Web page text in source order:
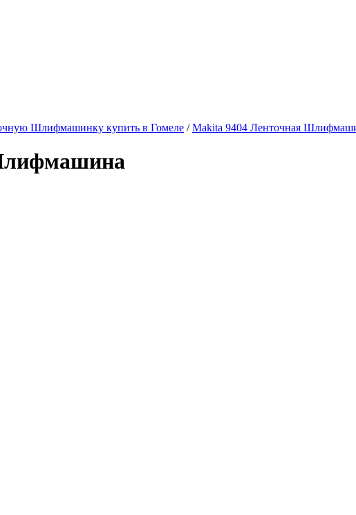
Шлифмашинку купить в Гомеле /Makita 9404 Ленточная